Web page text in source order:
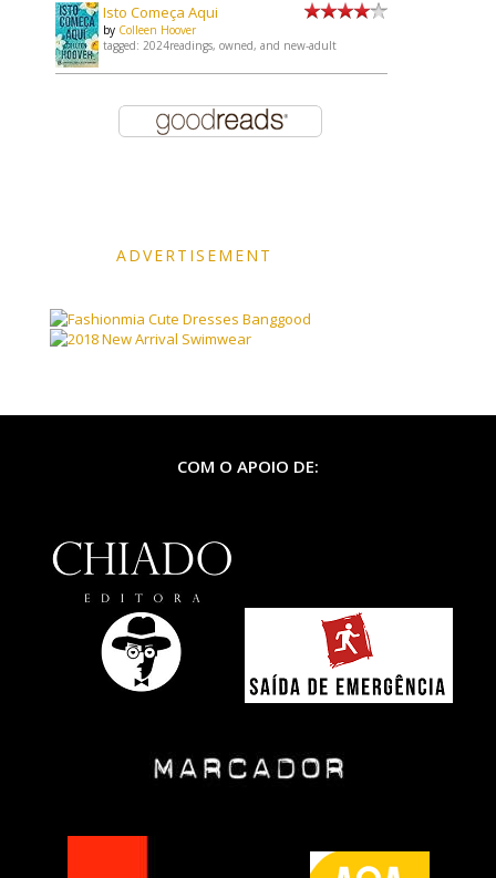
Isto Começa Aqui
by Colleen Hoover
tagged: 2024readings, owned, and new-adult
ADVERTISEMENT
Banggood
COM O APOIO DE: